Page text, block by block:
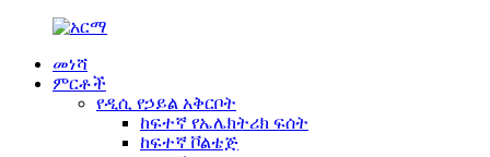
መነሻ
ምርቶች
የዲሲ የኃይል አቅርቦት
ከፍተኛ የኤሌክትሪክ ፍሰት
ከፍተኛ ቮልቴጅ